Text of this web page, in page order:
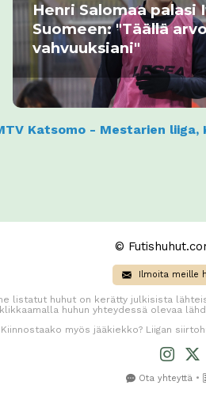
Henri Salomaa palasi
Suomeen: "Täällä
vahvuuksiani"
Katsomo - Mestarien liiga,
©
Ilmoita meille
listatut huhut on kerätty julkisista
huhun yhteydessä olevaa
Kiinnostaako myös jääkiekko? Liigan
Ota yhteyttä •